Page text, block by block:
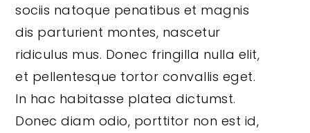
sociis natoque penatibus et magnis
dis parturient montes, nascetur
ridiculus mus. Donec fringilla nulla elit,
et pellentesque tortor convallis eget.
In hac habitasse platea dictumst.
Donec diam odio, porttitor non est id,